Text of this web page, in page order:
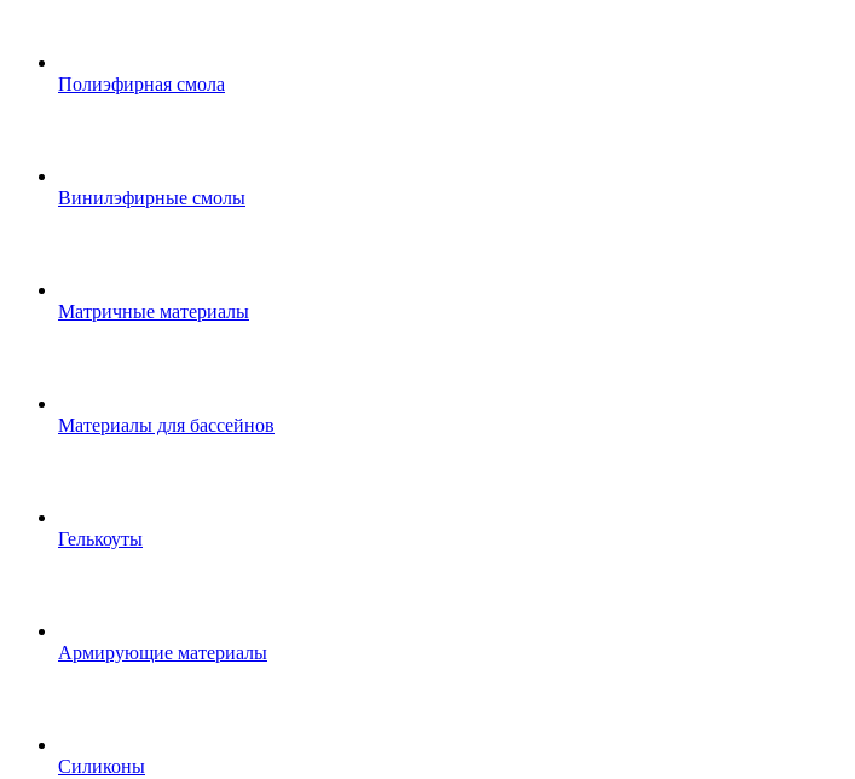
Полиэфирная смола
Винилэфирные смолы
Матричные материалы
Материалы для бассейнов
Гелькоуты
Армирующие материалы
Силиконы